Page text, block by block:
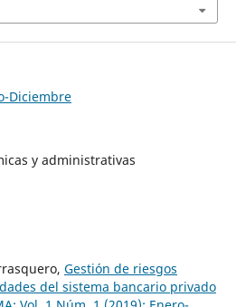
Diciembre
y administrativas
Gestión de riesgos
del sistema bancario privado